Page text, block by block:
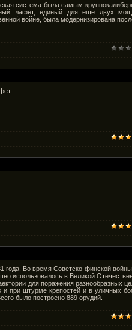
система была самым
лафет, единый для ещё двух
войне, была модернизирована
года. Во время Советско-финской
использовалось в Великой
для поражения разнообразных
и при штурме крепостей и в уличных
было построено 889 орудий.